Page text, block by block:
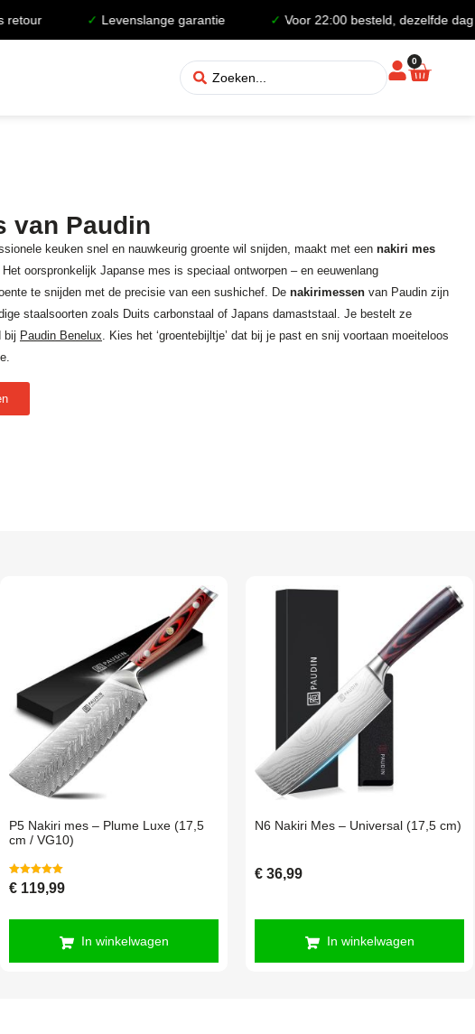
Levenslange garantie Voor 22:00 besteld, dezelfde dag
0
van Paudin
keuken snel en nauwkeurig groente wil snijden, maakt met een nakiri mes
oorspronkelijk Japanse mes is speciaal ontworpen – en eeuwenlang
te snijden met de precisie van een sushichef. De nakirimessen van Paudin zijn
staalsoorten zoals Duits carbonstaal of Japans damaststaal. Je bestelt ze
bij Paudin Benelux. Kies het ‘groentebijltje’ dat bij je past en snij voortaan moeiteloos
P5 Nakiri mes – Plume Luxe (17,5
cm / VG10)
Gewaardeerd
5.00
€ 119,99
In winkelwagen
N6 Nakiri Mes – Universal (17,5 cm)
€ 36,99
In winkelwagen